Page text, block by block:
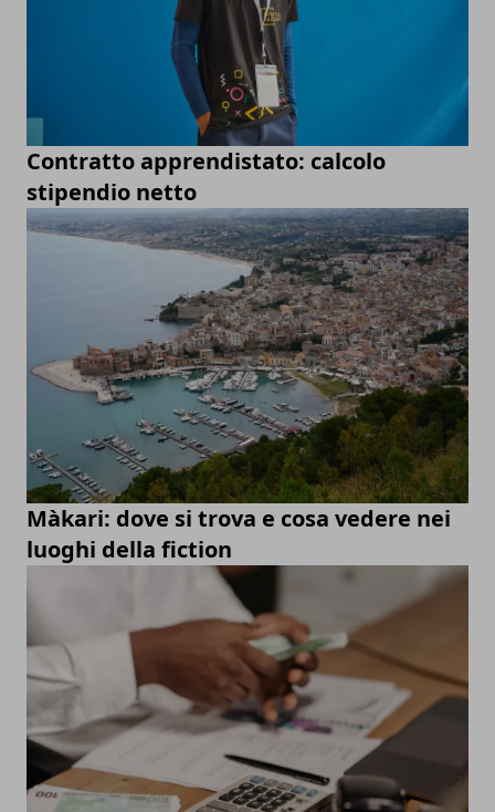
Contratto apprendistato: calcolo
stipendio netto
Màkari: dove si trova e cosa vedere nei
luoghi della fiction